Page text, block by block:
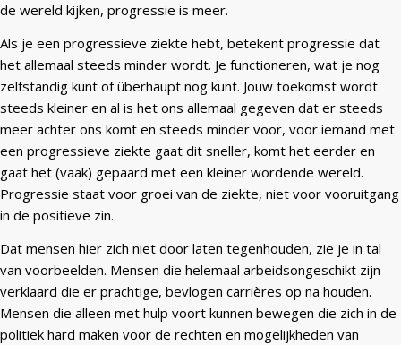
de wereld kijken, progressie is meer.
Als je een progressieve ziekte hebt, betekent progressie dat
het allemaal steeds minder wordt. Je functioneren, wat je nog
zelfstandig kunt of überhaupt nog kunt. Jouw toekomst wordt
steeds kleiner en al is het ons allemaal gegeven dat er steeds
meer achter ons komt en steeds minder voor, voor iemand met
een progressieve ziekte gaat dit sneller, komt het eerder en
gaat het (vaak) gepaard met een kleiner wordende wereld.
Progressie staat voor groei van de ziekte, niet voor vooruitgang
in de positieve zin.
Dat mensen hier zich niet door laten tegenhouden, zie je in tal
van voorbeelden. Mensen die helemaal arbeidsongeschikt zijn
verklaard die er prachtige, bevlogen carrières op na houden.
Mensen die alleen met hulp voort kunnen bewegen die zich in de
politiek hard maken voor de rechten en mogelijkheden van